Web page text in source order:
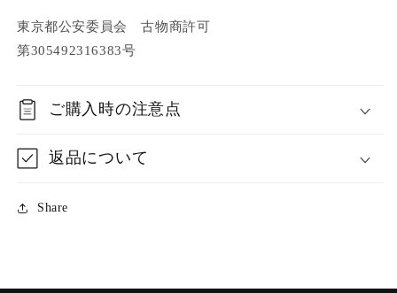
東京都公安委員会 古物商許可
第305492316383号
ご購入時の注意点
返品について
Share